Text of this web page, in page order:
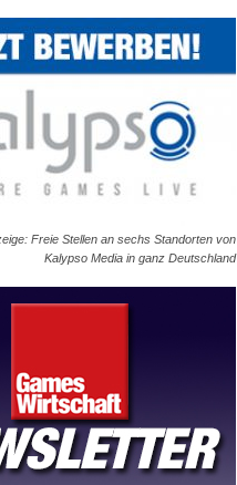
Freie Stellen an sechs Standorten von
Kalypso Media in ganz Deutschland